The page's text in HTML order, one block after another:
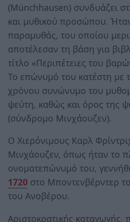
(Münchhausen) συνδυάζει
και μυθικού προσώπου.
παραμυθάς, του οποίου
αποτέλεσαν τη βάση για
τίτλο «Περιπέτειες του
Το επώνυμό του κατέστη με
χρόνου συνώνυμο του
ψεύτη, καθώς και όρος της
(σύνδρομο Μινχάουζεν).
Ο Χιερόνιμους Καρλ
Μινχάουζεν, όπως ήταν το
ονοματεπώνυμό του,
1720 στο Μποντενβέρντερ
του Ανοβέρου.
Αριστοκρατικής καταγωγής,